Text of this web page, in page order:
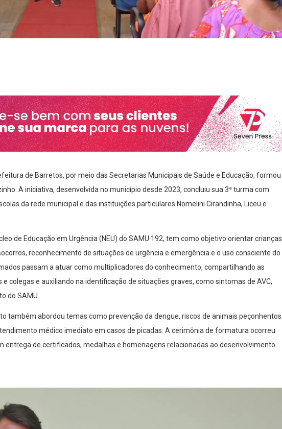
de Barretos, por meio das Secretarias Municipais de Saúde e Educação, formou
A iniciativa, desenvolvida no município desde 2023, concluiu sua 3ª turma com
da rede municipal e das instituições particulares Nomelini Cirandinha, Liceu e
de Educação em Urgência (NEU) do SAMU 192, tem como objetivo orientar crianças
reconhecimento de situações de urgência e emergência e o uso consciente do
passam a atuar como multiplicadores do conhecimento, compartilhando as
colegas e auxiliando na identificação de situações graves, como sintomas de AVC,
do SAMU.
também abordou temas como prevenção da dengue, riscos de animais peçonhentos
médico imediato em casos de picadas. A cerimônia de formatura ocorreu
entrega de certificados, medalhas e homenagens relacionadas ao desenvolvimento